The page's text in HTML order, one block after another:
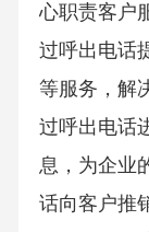
心职责客户
过呼出电话
等服务，解
过呼出电话
息，为企业
话向客户推